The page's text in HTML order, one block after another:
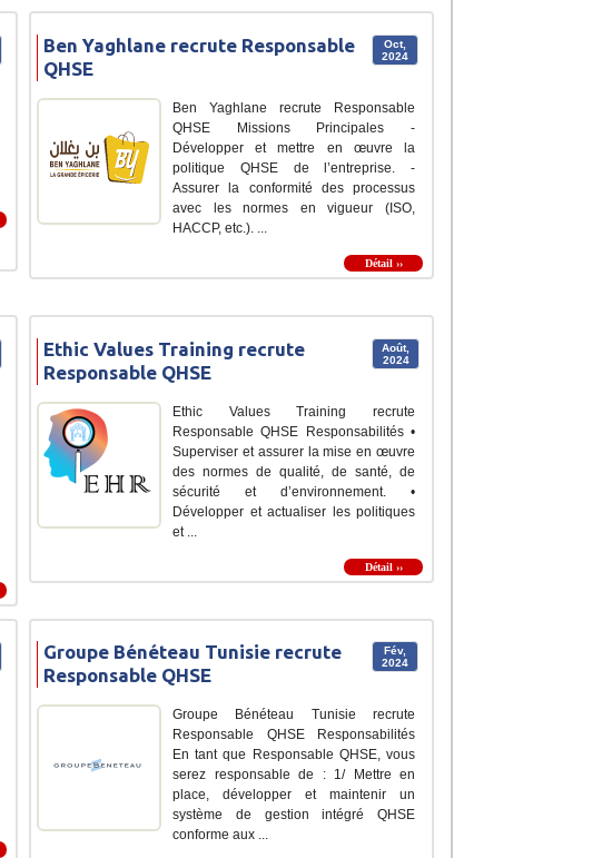
Oct,
2024
Ben Yaghlane recrute Responsable
QHSE
Ben Yaghlane recrute Responsable
QHSE Missions Principales -
Développer et mettre en œuvre la
politique QHSE de l’entreprise. -
Assurer la conformité des processus
avec les normes en vigueur (ISO,
HACCP, etc.). ...
Détail ››
Août,
2024
Ethic Values Training recrute
Responsable QHSE
Ethic Values Training recrute
Responsable QHSE Responsabilités •
Superviser et assurer la mise en œuvre
des normes de qualité, de santé, de
sécurité et d’environnement. •
Développer et actualiser les politiques
et ...
Détail ››
Fév,
2024
Groupe Bénéteau Tunisie recrute
Responsable QHSE
Groupe Bénéteau Tunisie recrute
Responsable QHSE Responsabilités
En tant que Responsable QHSE, vous
serez responsable de : 1/ Mettre en
place, développer et maintenir un
système de gestion intégré QHSE
conforme aux ...